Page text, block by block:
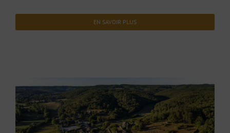
EN SAVOIR PLUS